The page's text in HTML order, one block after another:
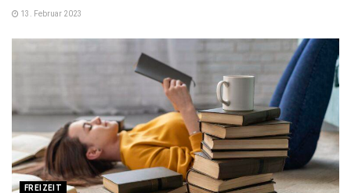
13. Februar 2023
FREIZEIT